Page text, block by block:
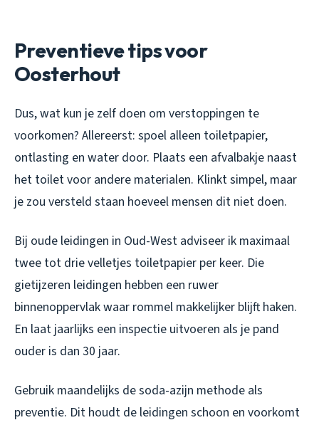
Preventieve tips voor
Oosterhout
Dus, wat kun je zelf doen om verstoppingen te
voorkomen? Allereerst: spoel alleen toiletpapier,
ontlasting en water door. Plaats een afvalbakje naast
het toilet voor andere materialen. Klinkt simpel, maar
je zou versteld staan hoeveel mensen dit niet doen.
Bij oude leidingen in Oud-West adviseer ik maximaal
twee tot drie velletjes toiletpapier per keer. Die
gietijzeren leidingen hebben een ruwer
binnenoppervlak waar rommel makkelijker blijft haken.
En laat jaarlijks een inspectie uitvoeren als je pand
ouder is dan 30 jaar.
Gebruik maandelijks de soda-azijn methode als
preventie. Dit houdt de leidingen schoon en voorkomt